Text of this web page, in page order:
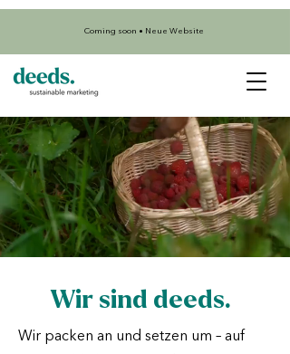
Coming soon • Neue Website
Wir sind deeds.
Wir packen an und setzen um – auf